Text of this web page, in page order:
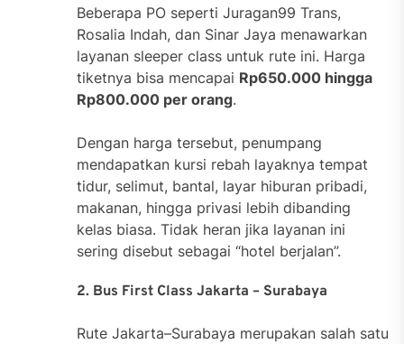
Beberapa PO seperti Juragan99 Trans,
Rosalia Indah, dan Sinar Jaya menawarkan
layanan sleeper class untuk rute ini. Harga
tiketnya bisa mencapai Rp650.000 hingga
Rp800.000 per orang.
Dengan harga tersebut, penumpang
mendapatkan kursi rebah layaknya tempat
tidur, selimut, bantal, layar hiburan pribadi,
makanan, hingga privasi lebih dibanding
kelas biasa. Tidak heran jika layanan ini
sering disebut sebagai “hotel berjalan”.
2. Bus First Class Jakarta – Surabaya
Rute Jakarta–Surabaya merupakan salah satu